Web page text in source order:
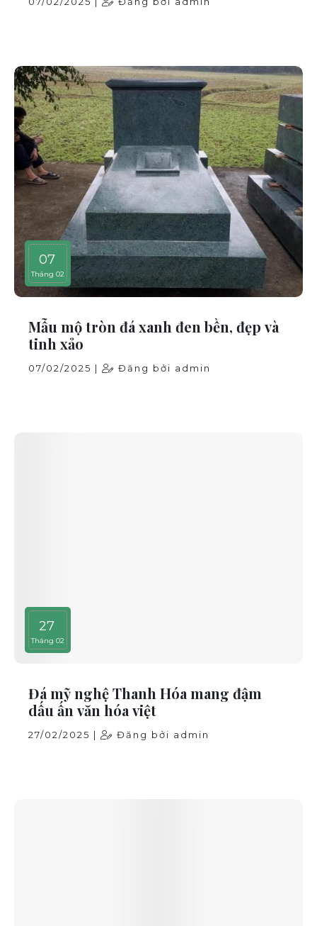
07
Tháng 02
Mẫu mộ tròn đá xanh đen bền, đẹp và
tinh xảo
07/02/2025 | Đăng bởi admin
27
Tháng 02
Đá mỹ nghệ Thanh Hóa mang đậm
dấu ấn văn hóa việt
27/02/2025 | Đăng bởi admin